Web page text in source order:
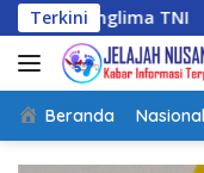
Langsung
ke
konten
Terkini Asintel
Beranda Nasional